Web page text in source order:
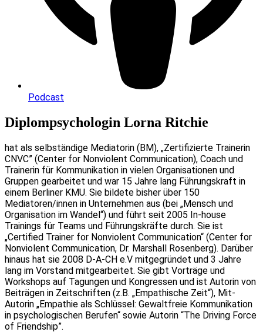
Podcast
Diplompsychologin Lorna Ritchie
hat als selbständige Mediatorin (BM), „Zertifizierte Trainerin
CNVC” (Center for Nonviolent Communication), Coach und
Trainerin für Kommunikation in vielen Organisationen und
Gruppen gearbeitet und war 15 Jahre lang Führungskraft in
einem Berliner KMU. Sie bildete bisher über 150
Mediatoren/innen in Unternehmen aus (bei „Mensch und
Organisation im Wandel“) und führt seit 2005 In-house
Trainings für Teams und Führungskräfte durch. Sie ist
„Certified Trainer for Nonviolent Communication“ (Center for
Nonviolent Communication, Dr. Marshall Rosenberg). Darüber
hinaus hat sie 2008 D-A-CH e.V mitgegründet und 3 Jahre
lang im Vorstand mitgearbeitet. Sie gibt Vorträge und
Workshops auf Tagungen und Kongressen und ist Autorin von
Beiträgen in Zeitschriften (z.B. „Empathische Zeit“), Mit-
Autorin „Empathie als Schlüssel: Gewaltfreie Kommunikation
in psychologischen Berufen“ sowie Autorin “The Driving Force
of Friendship”.